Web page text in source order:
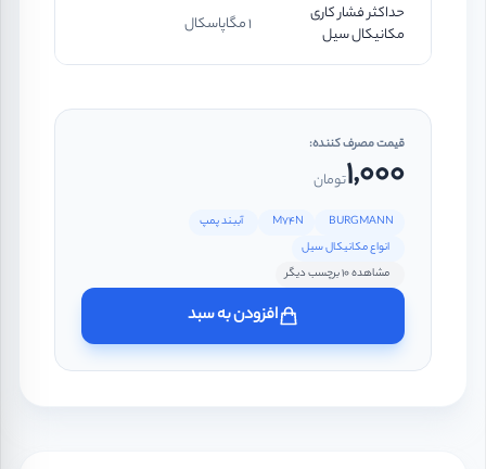
حداکثر فشار کاری
مکانیکال سیل
1 مگاپاسکال
قیمت مصرف کننده:
1,000تومان
BURGMANN
M74N
آببند پمپ
انواع مکانیکال سیل
مشاهده 10 برچسب دیگر
افزودن به سبد